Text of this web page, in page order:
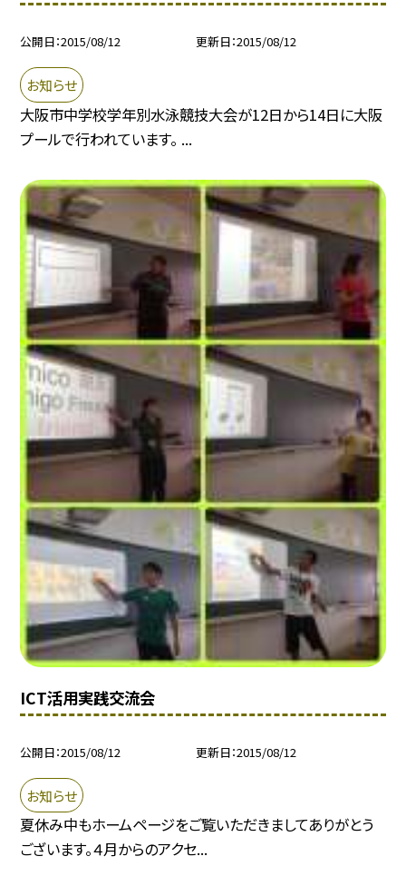
公開日 2015/08/12 更新日 2015/08/12
お知らせ
大阪市中学校学年別水泳競技大会が12日から14日に大阪
プールで行われています。 ...
ICT活用実践交流会
公開日 2015/08/12 更新日 2015/08/12
お知らせ
夏休み中もホームページをご覧いただきましてありがとう
ございます。４月からのアクセ...